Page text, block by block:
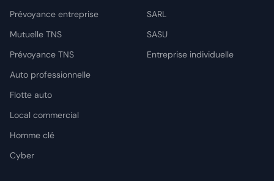
Prévoyance entreprise
Mutuelle TNS
Prévoyance TNS
Auto professionnelle
Flotte auto
Local commercial
Homme clé
Cyber
SARL
SASU
Entreprise individuelle